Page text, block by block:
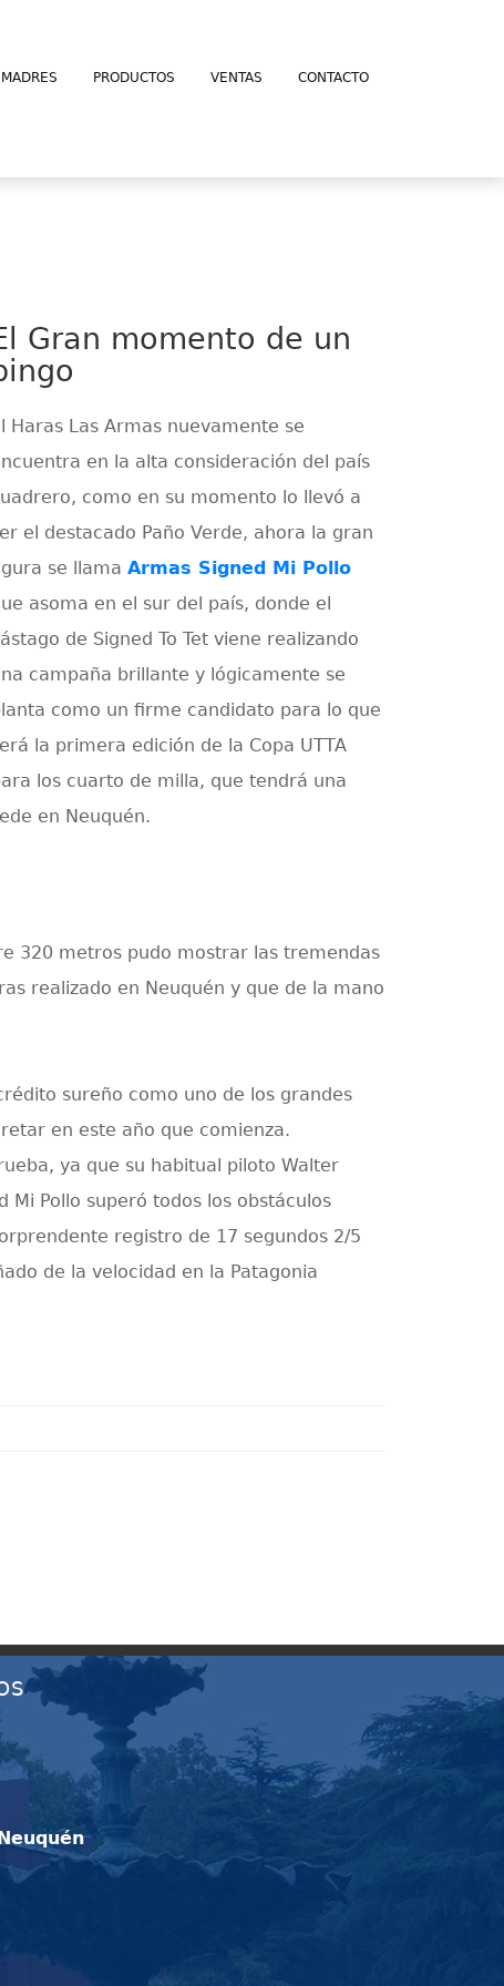
MADRES PRODUCTOS VENTAS CONTACTO
Gran momento de un
Haras Las Armas nuevamente se
en la alta consideración del país
como en su momento lo llevó a
el destacado Paño Verde, ahora la gran
se llamaArmas Signed Mi Pollo
asoma en el sur del país, donde el
de Signed To Tet viene realizando
campaña brillante y lógicamente se
como un firme candidato para lo que
la primera edición de la Copa UTTA
los cuarto de milla, que tendrá una
en Neuquén.
320 metros pudo mostrar las tremendas
realizado en Neuquén y que de la mano
sureño como uno de los grandes
en este año que comienza.
ya que su habitual piloto Walter
Pollo superó todos los obstáculos
registro de 17 segundos 2/5
de la velocidad en la Patagonia